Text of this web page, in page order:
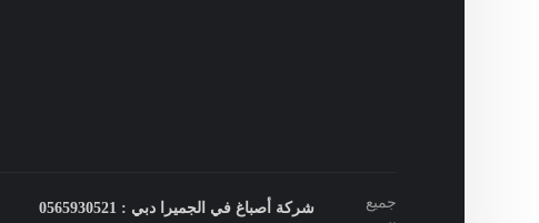
جميع
شركة أصباغ في الجميرا دبي : 0565930521